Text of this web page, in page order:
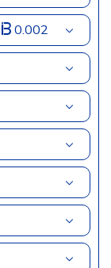
0.002